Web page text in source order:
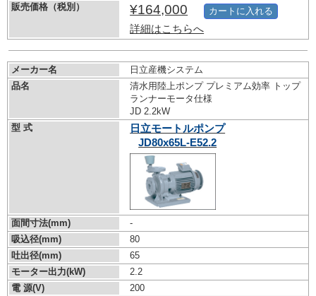
販売価格（税別）
¥164,000
詳細はこちらへ
カートに入れる
メーカー名
日立産機システム
品名
清水用陸上ポンプ プレミアム効率 トップ
ランナーモータ仕様
JD 2.2kW
型 式
日立モートルポンプ
JD80x65L-E52.2
面間寸法(mm)
-
吸込径(mm)
80
吐出径(mm)
65
モーター出力(kW)
2.2
電 源(V)
200